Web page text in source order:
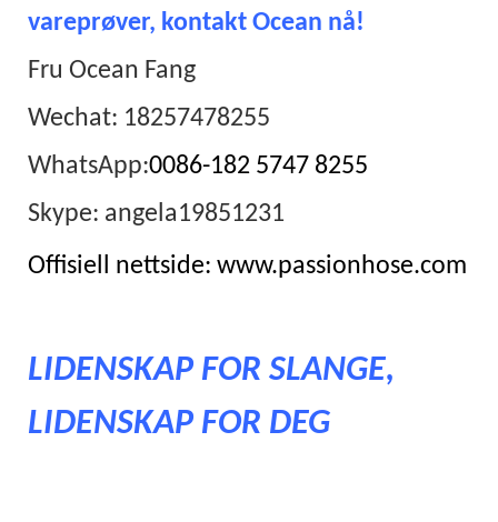
vareprøver, kontakt Ocean nå!
Fru Ocean Fang
Wechat: 18257478255
WhatsApp:0086-182 5747 8255
Skype: angela19851231
Offisiell nettside: www.passionhose.com
LIDENSKAP FOR SLANGE,
LIDENSKAP FOR DEG